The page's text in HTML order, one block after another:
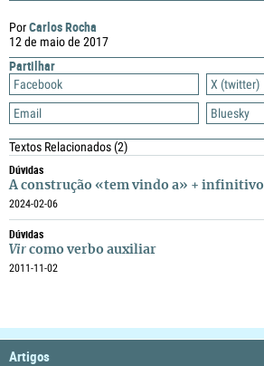
PorCarlos Rocha
12 de maio de 2017
Partilhar
Facebook
X (twitter)
Email
Bluesky
Textos Relacionados(2)
Dúvidas
A construção «tem vindo a» + infinitivo
2024-02-06
Dúvidas
Vir como verbo auxiliar
2011-11-02
Artigos